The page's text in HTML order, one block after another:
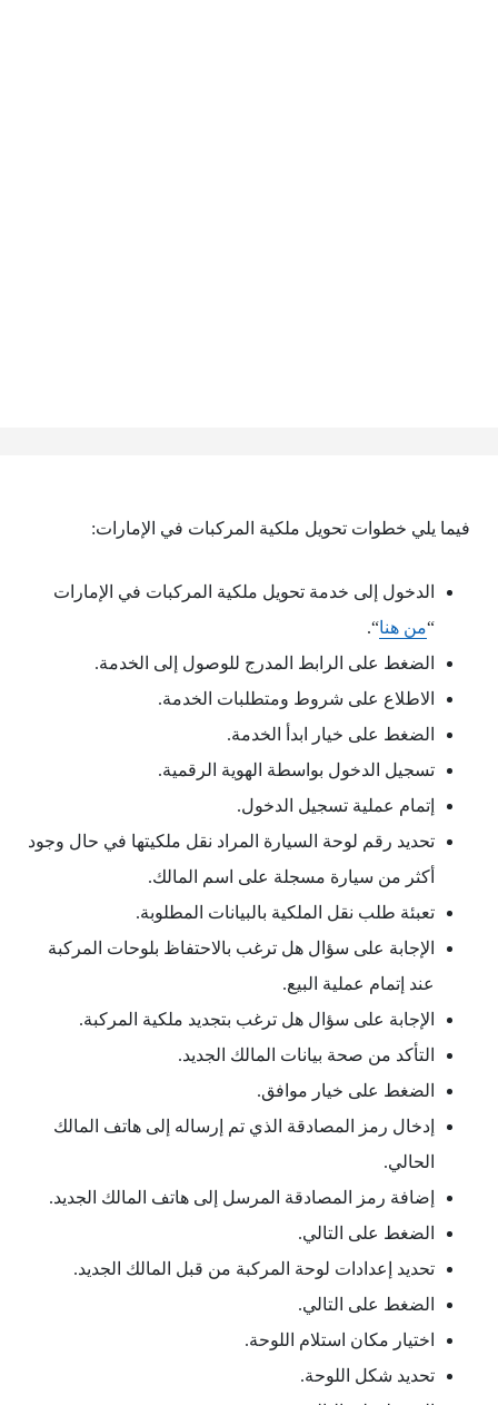
فيما يلي خطوات تحويل ملكية المركبات في الإمارات:
الدخول إلى خدمة تحويل ملكية المركبات في الإمارات
“من هنا“.
الضغط على الرابط المدرج للوصول إلى الخدمة.
الاطلاع على شروط ومتطلبات الخدمة.
الضغط على خيار ابدأ الخدمة.
تسجيل الدخول بواسطة الهوية الرقمية.
إتمام عملية تسجيل الدخول.
تحديد رقم لوحة السيارة المراد نقل ملكيتها في حال وجود
أكثر من سيارة مسجلة على اسم المالك.
تعبئة طلب نقل الملكية بالبيانات المطلوبة.
الإجابة على سؤال هل ترغب بالاحتفاظ بلوحات المركبة
عند إتمام عملية البيع.
الإجابة على سؤال هل ترغب بتجديد ملكية المركبة.
التأكد من صحة بيانات المالك الجديد.
الضغط على خيار موافق.
إدخال رمز المصادقة الذي تم إرساله إلى هاتف المالك
الحالي.
إضافة رمز المصادقة المرسل إلى هاتف المالك الجديد.
الضغط على التالي.
تحديد إعدادات لوحة المركبة من قبل المالك الجديد.
الضغط على التالي.
اختيار مكان استلام اللوحة.
تحديد شكل اللوحة.